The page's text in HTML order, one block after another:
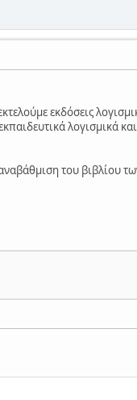
εκδόσεις
λογισμικά
του βιβλίου